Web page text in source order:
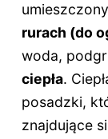
rurach (do
woda,
ciepła.
posadzki,
znajdujące